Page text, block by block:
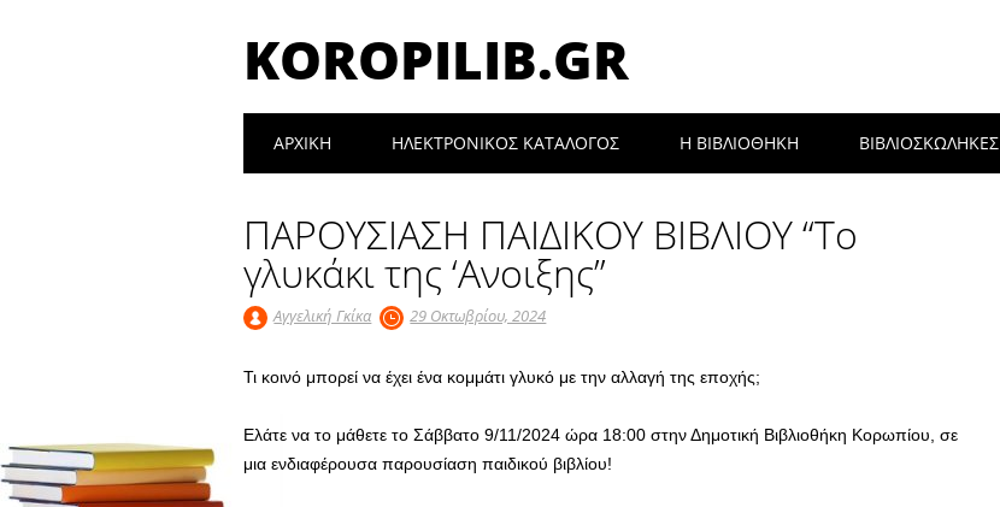
KOROPILIB.GR
Main menu
ΑΡΧΙΚΉ ΗΛΕΚΤΡΟΝΙΚΟΣ ΚΑΤΑΛΟΓΟΣ Η ΒΙΒΛΙΟΘΉΚΗ ΒΙΒΛΙΟΣΚΩΛΗΚΕΣ
ΠΑΡΟΥΣΙΑΣΗ ΠΑΙΔΙΚΟΥ ΒΙΒΛΙΟΥ “Το
γλυκάκι της ‘Ανοιξης”
Αγγελική Γκίκα 29 Οκτωβρίου, 2024
Τι κοινό μπορεί να έχει ένα κομμάτι γλυκό με την αλλαγή της εποχής;
Ελάτε να το μάθετε το Σάββατο 9/11/2024 ώρα 18:00 στην Δημοτική Βιβλιοθήκη Κορωπίου, σε
μια ενδιαφέρουσα παρουσίαση παιδικού βιβλίου!